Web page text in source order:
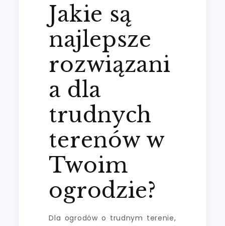
Jakie są
najlepsze
rozwiązani
a dla
trudnych
terenów w
Twoim
ogrodzie?
Dla ogrodów o trudnym terenie,